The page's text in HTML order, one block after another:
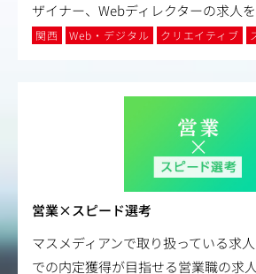
ザイナー、Webディレクターの求人
関西 Web・デジタル クリエイティブ
営業×スピード選考
マスメディアンで取り扱っている求
での内定獲得が目指せる営業職の求